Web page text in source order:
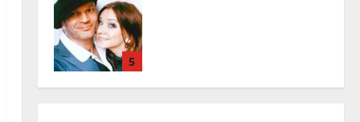
5
Tanssiin.fi
Julkaistu: 27.4.2025 |